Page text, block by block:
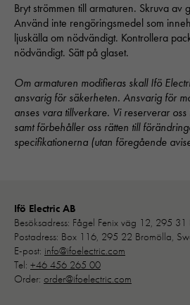
Bryt strömmen till armaturen. Skruva av
Använd inte rengöringsmedel som
ljuskälla om nödvändigt. Kontrollera
nödvändigt. Sätt på glaset.
Om armaturen modifieras skall Ifö
ansvarig för säkerheten. Ansvarig för
anses vara tillverkare. Vi reserverar
samt förbehåller oss rätten till
specifikationerna (utan föregående
Ifö Electric AB
Besöksadress: Fågel Fenix väg 12, 295 31
Postadress: Box 116, 295 22 Bromölla,
E-post: info@ifoelectric.com
Tel: +46 456 265 00
Order: order@ifoelectric.com